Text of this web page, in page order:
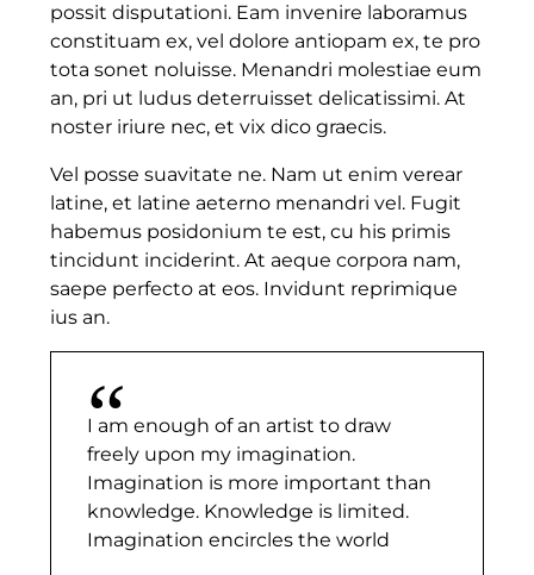
possit disputationi. Eam invenire laboramus
constituam ex, vel dolore antiopam ex, te pro
tota sonet noluisse. Menandri molestiae eum
an, pri ut ludus deterruisset delicatissimi. At
noster iriure nec, et vix dico graecis.
Vel posse suavitate ne. Nam ut enim verear
latine, et latine aeterno menandri vel. Fugit
habemus posidonium te est, cu his primis
tincidunt inciderint. At aeque corpora nam,
saepe perfecto at eos. Invidunt reprimique
ius an.
I am enough of an artist to draw
freely upon my imagination.
Imagination is more important than
knowledge. Knowledge is limited.
Imagination encircles the world